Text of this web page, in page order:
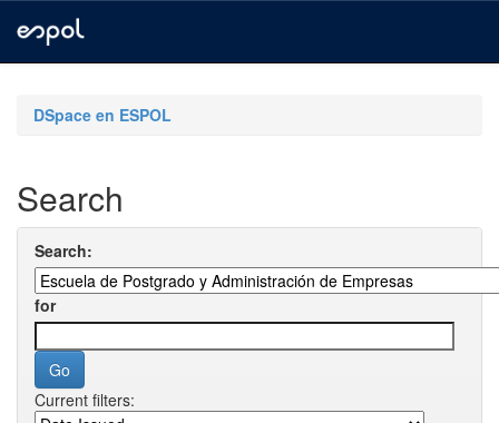
navigationDSpace en ESPOL
Search
Search:
for
Current filters: